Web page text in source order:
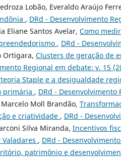
Lobão, Everaldo Araújo
, DRd - Desenvolvimento
Eliane Santos Avelar, Como
, DRd -
Ortigara, Clusters de geração de
Regional em debate: v. 15
Staple e a desigualdade
primária , DRd - Desenvolvimento
Moll Brandão,
e criatividade , DRd -
Silva Miranda, Incentivos
, DRd -
patrimônio e